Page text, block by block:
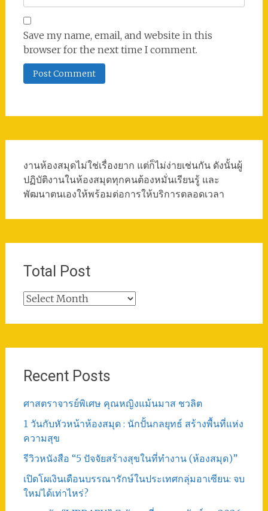
Save my name, email, and website in this
browser for the next time I comment.
งานห้องสมุดไม่ใช่เรื่องยาก แต่ก็ไม่ง่ายเช่นกัน ดังนั้นผู้
ปฏิบัติงานในห้องสมุดทุกคนต้องหมั่นเรียนรู้ และ
พัฒนาตนเองให้พร้อมต่อการให้บริการตลอดเวลา
Total Post
Total
Recent Posts
ศาสตราจารย์พิเศษ คุณหญิงแม้นมาส ชวลิต
1 วันกับหัวหน้าห้องสมุด : นักปั้นกลยุทธ์ สร้างพื้นที่แห่ง
ความสุข
รีวิวหนังสือ “5 ปัจจัยสร้างสุขในที่ทำงาน (ห้องสมุด)”
เปิดโผเงินเดือนบรรณารักษ์ในประเทศกลุ่มอาเซียน: จบ
ใหม่ได้เท่าไหร่?